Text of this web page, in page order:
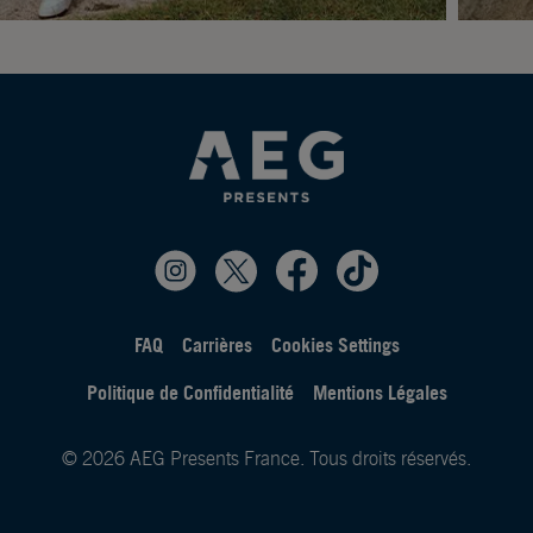
FAQ Carrières
Cookies Settings
Politique de Confidentialité
Mentions Légales
© 2026 AEG Presents France. Tous droits réservés.